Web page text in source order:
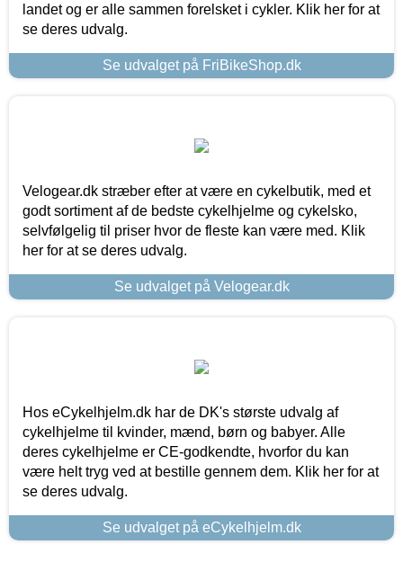
landet og er alle sammen forelsket i cykler. Klik her for at
se deres udvalg.
Se udvalget på FriBikeShop.dk
Velogear.dk stræber efter at være en cykelbutik, med et
godt sortiment af de bedste cykelhjelme og cykelsko,
selvfølgelig til priser hvor de fleste kan være med. Klik
her for at se deres udvalg.
Se udvalget på Velogear.dk
Hos eCykelhjelm.dk har de DK's største udvalg af
cykelhjelme til kvinder, mænd, børn og babyer. Alle
deres cykelhjelme er CE-godkendte, hvorfor du kan
være helt tryg ved at bestille gennem dem. Klik her for at
se deres udvalg.
Se udvalget på eCykelhjelm.dk